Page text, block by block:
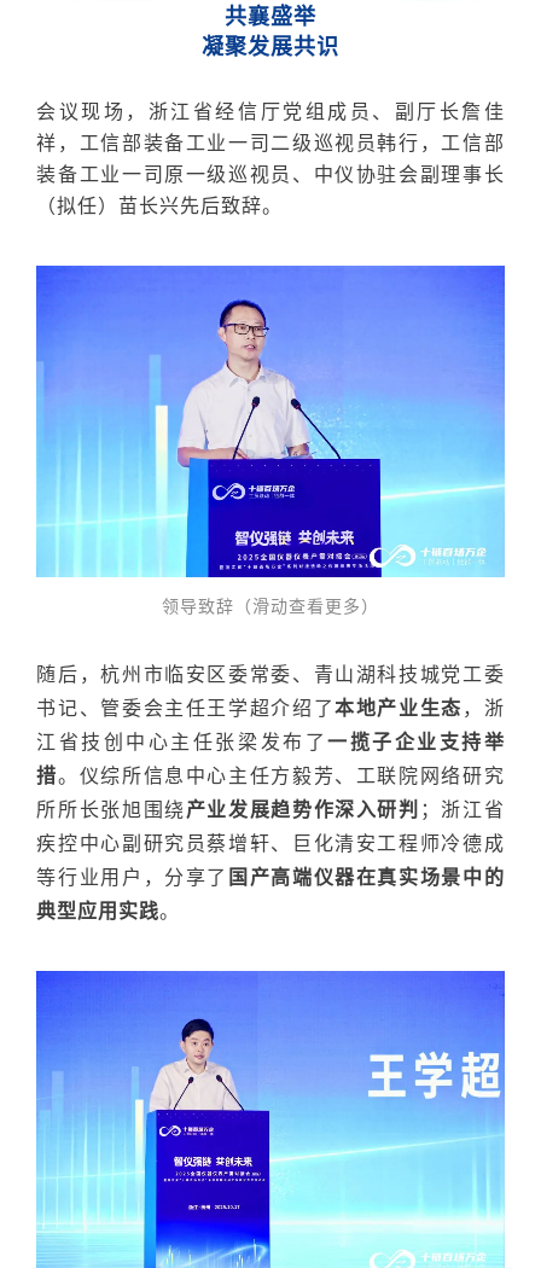
共襄盛举
凝聚发展共识
会议现场，浙江省经信厅党组成员、副厅长詹佳
祥，工信部装备工业一司二级巡视员韩行，工信部
装备工业一司原一级巡视员、中仪协驻会副理事长
（拟任）苗长兴先后致辞。
领导致辞（滑动查看更多）
随后，杭州市临安区委常委、青山湖科技城党工委
书记、管委会主任王学超介绍了本地产业生态，浙
江省技创中心主任张梁发布了一揽子企业支持举
措。仪综所信息中心主任方毅芳、工联院网络研究
所所长张旭围绕产业发展趋势作深入研判 ；浙江省
疾控中心副研究员蔡增轩、巨化清安工程师冷德成
等行业用户，分享了 国产高端仪器在真实场景中的
典型应用实践。